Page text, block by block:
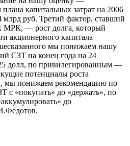
капитальных затрат на 2006
руб. Третий фактор, ставший
МРК, — рост долга, который
акционерного капитала
мы понижаем нашу
СЗТ на конец года на 24
долл, по привилегированным —
потенциалы роста
мы понижаем рекомендацию по
с «покупать» до «держать», по
до